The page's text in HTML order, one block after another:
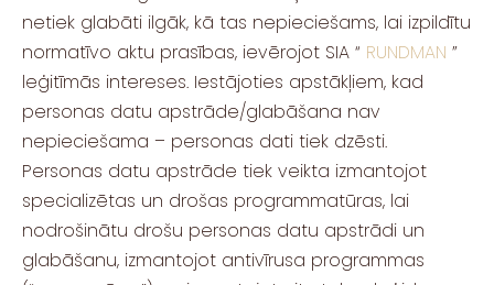
netiek glabāti ilgāk, kā tas nepieciešams, lai izpildītu
normatīvo aktu prasības, ievērojot SIA “ RUNDMAN ”
leģitīmās intereses. Iestājoties apstākļiem, kad
personas datu apstrāde/glabāšana nav
nepieciešama – personas dati tiek dzēsti.
Personas datu apstrāde tiek veikta izmantojot
specializētas un drošas programmatūras, lai
nodrošinātu drošu personas datu apstrādi un
glabāšanu, izmantojot antivīrusa programmas